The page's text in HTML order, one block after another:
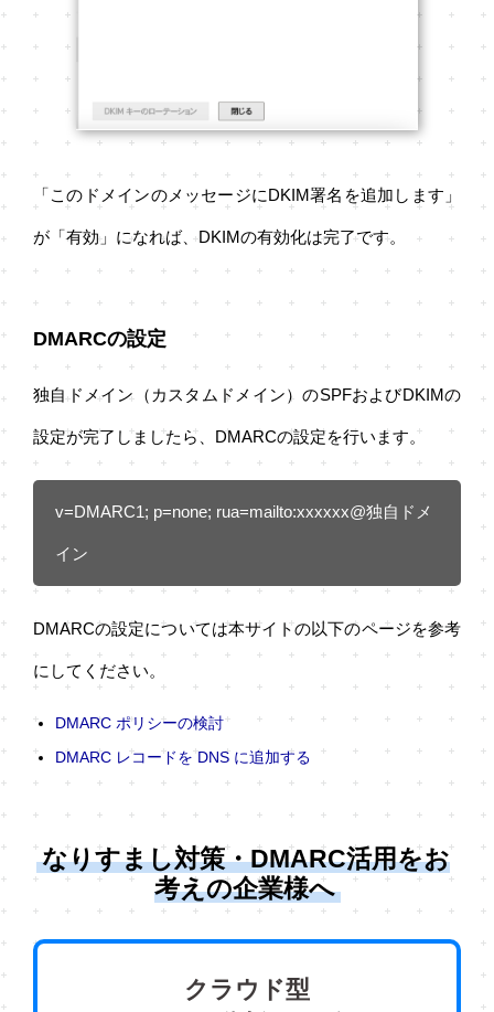
「このドメインのメッセージにDKIM署名を追加します」
が「有効」になれば、DKIMの有効化は完了です。
DMARCの設定
独自ドメイン（カスタムドメイン）のSPFおよびDKIMの
設定が完了しましたら、DMARCの設定を行います。
v=DMARC1; p=none; rua=mailto:xxxxxx@独自ドメ
イン
DMARCの設定については本サイトの以下のページを参考
にしてください。
DMARC ポリシーの検討
DMARC レコードを DNS に追加する
なりすまし対策・DMARC活用をお
考えの企業様へ
クラウド型